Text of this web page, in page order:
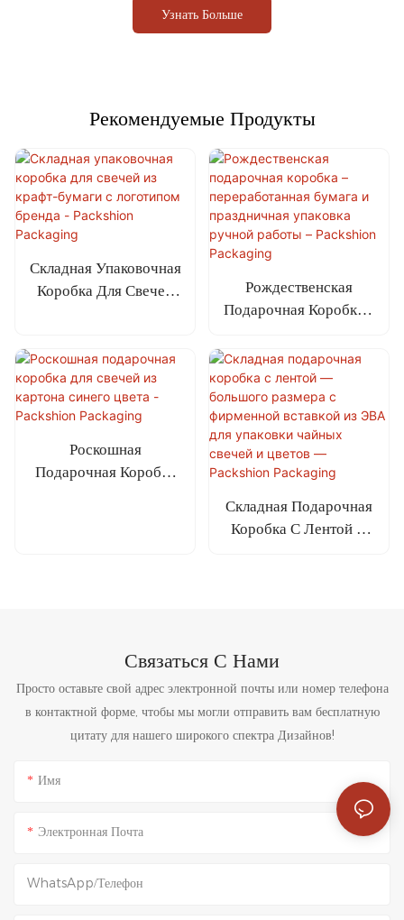
Узнать Больше
Рекомендуемые Продукты
Складная Упаковочная
Коробка Для Свечей
Packshion
Packaging
Рождественская
Подарочная Коробка –
Бумага И
Праздничная Упаковка
Ручной Работы –
Packshion
Packaging
Роскошная
Подарочная Коробка
Складная Подарочная
Коробка С Лентой —
Packaging
Связаться С Нами
Просто оставьте свой адрес электронной почты или номер телефона
в контактной форме, чтобы мы могли отправить вам бесплатную
цитату для нашего широкого спектра Дизайнов!
Имя
Электронная Почта
WhatsApp/телефон